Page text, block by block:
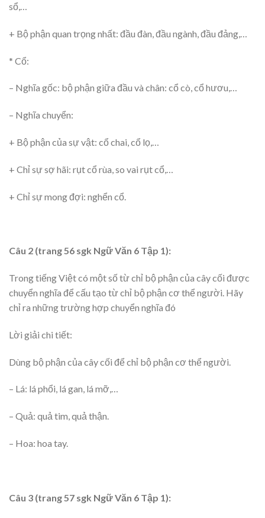
sổ,…
+ Bộ phận quan trọng nhất: đầu đàn, đầu ngành, đầu đảng,…
* Cổ:
– Nghĩa gốc: bộ phận giữa đầu và chân: cổ cò, cổ hươu,…
– Nghĩa chuyển:
+ Bộ phận của sự vật: cổ chai, cổ lọ,…
+ Chỉ sự sợ hãi: rụt cổ rùa, so vai rụt cổ,…
+ Chỉ sự mong đợi: nghển cổ.
Câu 2 (trang 56 sgk Ngữ Văn 6 Tập 1):
Trong tiếng Việt có một số từ chỉ bộ phận của cây cối được
chuyển nghĩa để cấu tạo từ chỉ bộ phận cơ thể người. Hãy
chỉ ra những trường hợp chuyển nghĩa đó
Lời giải chi tiết:
Dùng bộ phận của cây cối để chỉ bộ phận cơ thể người.
– Lá: lá phổi, lá gan, lá mỡ,…
– Quả: quả tim, quả thận.
– Hoa: hoa tay.
Câu 3 (trang 57 sgk Ngữ Văn 6 Tập 1):